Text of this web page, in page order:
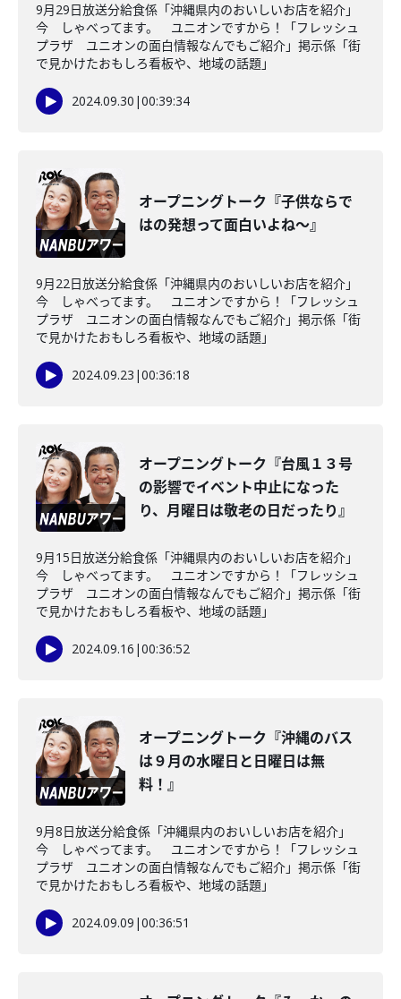
9月29日放送分給食係「沖縄県内のおいしいお店を紹介」
今 しゃべってます。 ユニオンですから！「フレッシュ
プラザ ユニオンの面白情報なんでもご紹介」掲示係「街
で見かけたおもしろ看板や、地域の話題」
2024.09.30 |00:39:34
オープニングトーク『子供ならで
はの発想って面白いよね～』
9月22日放送分給食係「沖縄県内のおいしいお店を紹介」
今 しゃべってます。 ユニオンですから！「フレッシュ
プラザ ユニオンの面白情報なんでもご紹介」掲示係「街
で見かけたおもしろ看板や、地域の話題」
2024.09.23 |00:36:18
オープニングトーク『台風１３号
の影響でイベント中止になった
り、月曜日は敬老の日だったり』
9月15日放送分給食係「沖縄県内のおいしいお店を紹介」
今 しゃべってます。 ユニオンですから！「フレッシュ
プラザ ユニオンの面白情報なんでもご紹介」掲示係「街
で見かけたおもしろ看板や、地域の話題」
2024.09.16 |00:36:52
オープニングトーク『沖縄のバス
は９月の水曜日と日曜日は無
料！』
9月8日放送分給食係「沖縄県内のおいしいお店を紹介」
今 しゃべってます。 ユニオンですから！「フレッシュ
プラザ ユニオンの面白情報なんでもご紹介」掲示係「街
で見かけたおもしろ看板や、地域の話題」
2024.09.09 |00:36:51